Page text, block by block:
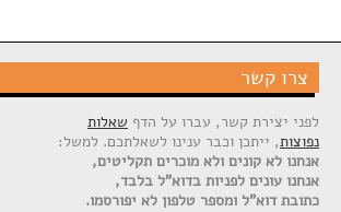
צרו קשר
לפני יצירת קשר, עברו על הדף שאלות
נפוצות, ייתכן וכבר ענינו לשאלתכם. למשל:
אנחנו לא קונים ולא מוכרים תקליטים,
אנחנו עונים לפניות בדוא"ל בלבד,
כתובת דוא"ל ומספר טלפון לא יפורסמו.